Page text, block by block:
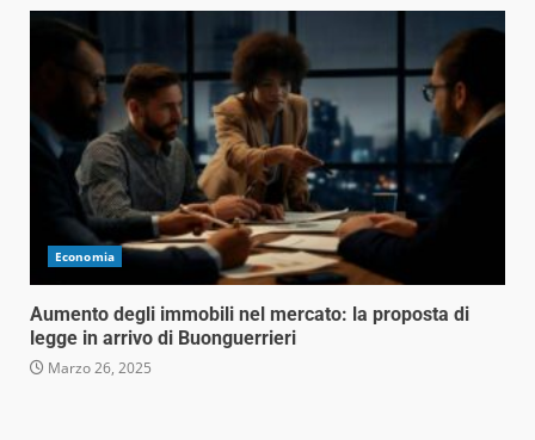
Economia
Aumento degli immobili nel mercato: la proposta di
legge in arrivo di Buonguerrieri
Marzo 26, 2025